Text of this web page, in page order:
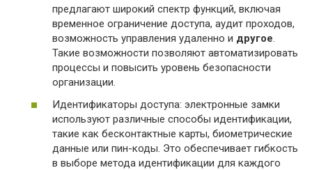
предлагают широкий спектр функций, включая
временное ограничение доступа, аудит проходов,
возможность управления удаленно и другое.
Такие возможности позволяют автоматизировать
процессы и повысить уровень безопасности
организации.
Идентификаторы доступа: электронные замки
используют различные способы идентификации,
такие как бесконтактные карты, биометрические
данные или пин-коды. Это обеспечивает гибкость
в выборе метода идентификации для каждого